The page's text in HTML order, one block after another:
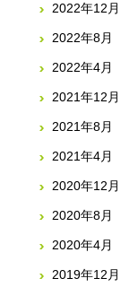
2022年12月
2022年8月
2022年4月
2021年12月
2021年8月
2021年4月
2020年12月
2020年8月
2020年4月
2019年12月